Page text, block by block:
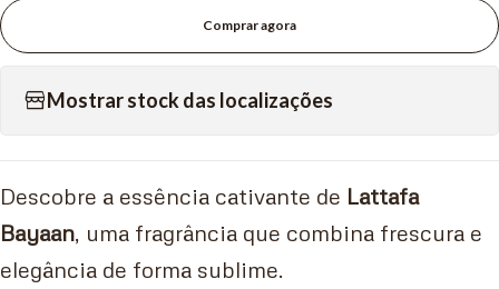
Comprar agora
Mostrar stock das localizações
Descobre a essência cativante de Lattafa
Bayaan, uma fragrância que combina frescura e
elegância de forma sublime.